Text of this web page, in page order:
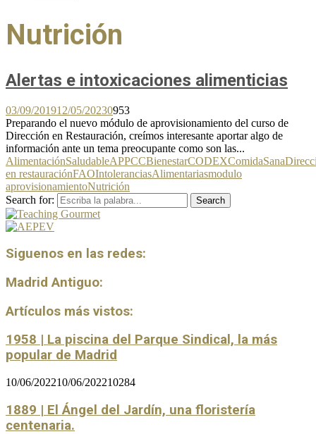
Nutrición
Alertas e intoxicaciones alimenticias
03/09/201912/05/20230953
Preparando el nuevo módulo de aprovisionamiento del curso de
Dirección en Restauración, creímos interesante aportar algo de
información ante un tema preocupante como son las...
AlimentaciónSaludableAPPCCBienestarCODEXComidaSana
en restauraciónFAOIntoleranciasAlimentariasmodulo
aprovisionamientoNutrición
Search for:
Search
Siguenos en las redes:
Madrid Antiguo:
Artículos más vistos:
1958 | La piscina del Parque Sindical, la más
popular de Madrid
10/06/202210/06/202210284
1889 | El Ángel del Jardín, una floristería
centenaria.